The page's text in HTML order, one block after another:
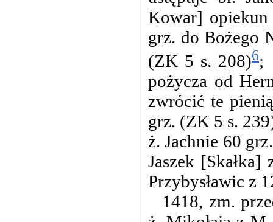
Kowar] opiekun
grz. do Bożego
(ZK 5 s. 208)6;
pożycza od
zwrócić te
grz. (ZK 5 s.
ż. Jachnie 60
Jaszek
Przybysławic z
1418, zm.